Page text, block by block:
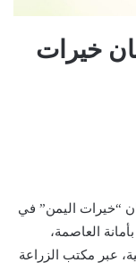
خيرات
“خيرات اليمن” في
العاصمة،
عبر مكتب الزراعة